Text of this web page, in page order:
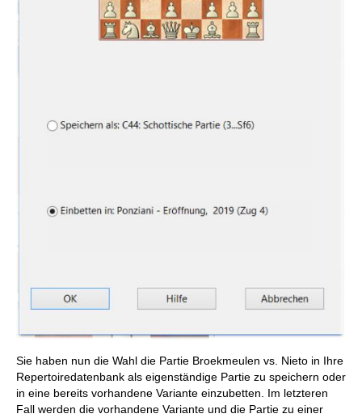
Sie haben nun die Wahl die Partie Broekmeulen vs. Nieto in Ihre
Repertoiredatenbank als eigenständige Partie zu speichern oder
in eine bereits vorhandene Variante einzubetten. Im letzteren
Fall werden die vorhandene Variante und die Partie zu einer